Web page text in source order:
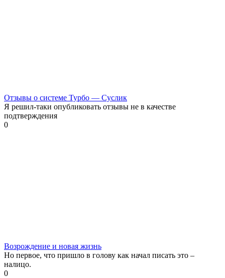
Отзывы о системе Турбо — Суслик
Я решил-таки опубликовать отзывы не в качестве
подтверждения
0
Возрождение и новая жизнь
Но первое, что пришло в голову как начал писать это –
налицо.
0